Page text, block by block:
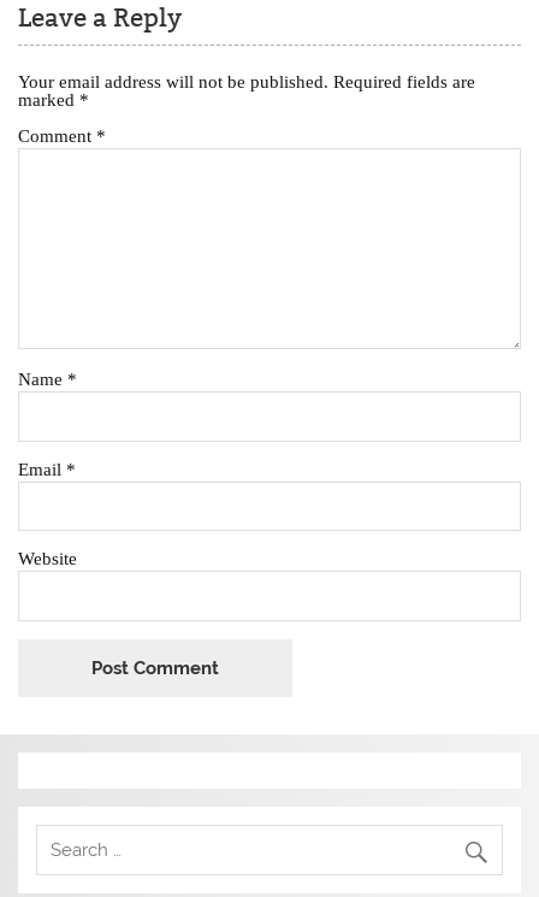
Leave a Reply
Your email address will not be published. Required fields are
marked *
Comment *
Name *
Email *
Website